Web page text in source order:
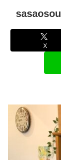
sasaosou
X